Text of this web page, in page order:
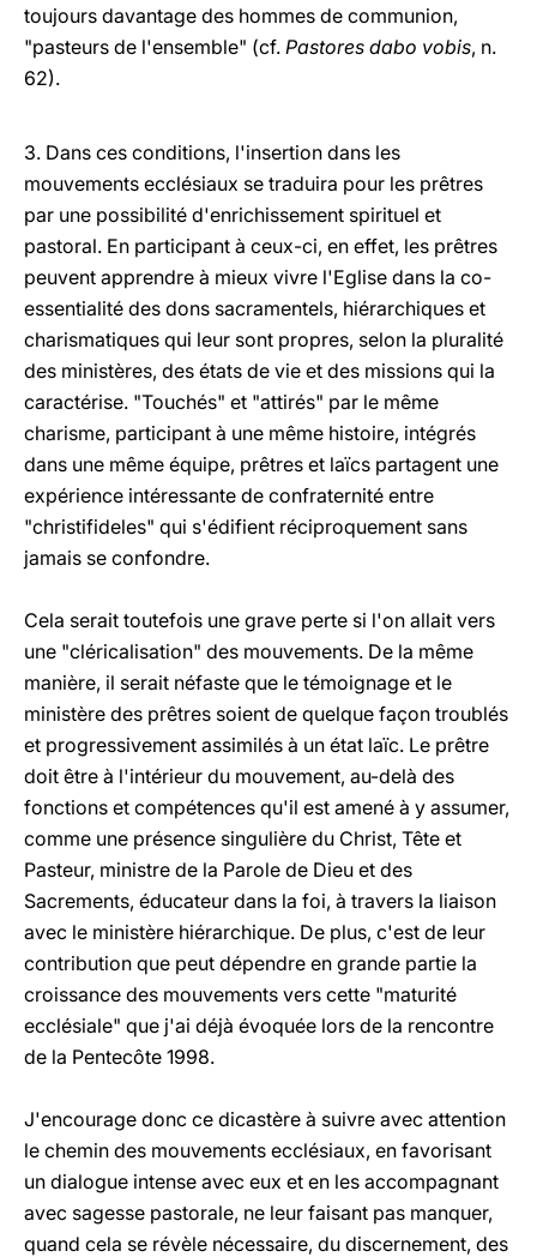
toujours davantage des hommes de communion,
"pasteurs de l'ensemble" (cf. Pastores dabo vobis, n.
62).
3. Dans ces conditions, l'insertion dans les
mouvements ecclésiaux se traduira pour les prêtres
par une possibilité d'enrichissement spirituel et
pastoral. En participant à ceux-ci, en effet, les prêtres
peuvent apprendre à mieux vivre l'Eglise dans la co-
essentialité des dons sacramentels, hiérarchiques et
charismatiques qui leur sont propres, selon la pluralité
des ministères, des états de vie et des missions qui la
caractérise. "Touchés" et "attirés" par le même
charisme, participant à une même histoire, intégrés
dans une même équipe, prêtres et laïcs partagent une
expérience intéressante de confraternité entre
"christifideles" qui s'édifient réciproquement sans
jamais se confondre.
Cela serait toutefois une grave perte si l'on allait vers
une "cléricalisation" des mouvements. De la même
manière, il serait néfaste que le témoignage et le
ministère des prêtres soient de quelque façon troublés
et progressivement assimilés à un état laïc. Le prêtre
doit être à l'intérieur du mouvement, au-delà des
fonctions et compétences qu'il est amené à y assumer,
comme une présence singulière du Christ, Tête et
Pasteur, ministre de la Parole de Dieu et des
Sacrements, éducateur dans la foi, à travers la liaison
avec le ministère hiérarchique. De plus, c'est de leur
contribution que peut dépendre en grande partie la
croissance des mouvements vers cette "maturité
ecclésiale" que j'ai déjà évoquée lors de la rencontre
de la Pentecôte 1998.
J'encourage donc ce dicastère à suivre avec attention
le chemin des mouvements ecclésiaux, en favorisant
un dialogue intense avec eux et en les accompagnant
avec sagesse pastorale, ne leur faisant pas manquer,
quand cela se révèle nécessaire, du discernement, des